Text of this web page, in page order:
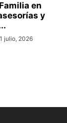
en
y
julio, 2026